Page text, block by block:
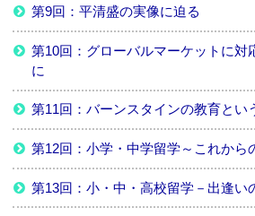
第9回：平清盛の実像に迫る
第10回：グローバルマーケットに対
に
第11回：バーンスタインの教育とい
第12回：小学・中学留学～これから
第13回：小・中・高校留学－出逢い